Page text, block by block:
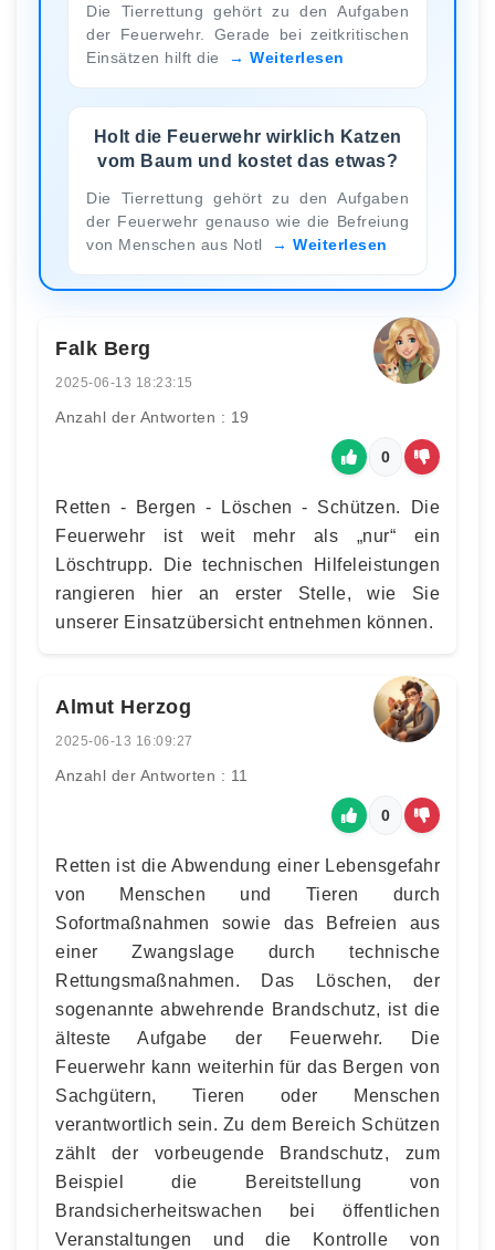
Die Tierrettung gehört zu den Aufgaben
der Feuerwehr. Gerade bei zeitkritischen
Einsätzen hilft die
Weiterlesen
Holt die Feuerwehr wirklich Katzen
vom Baum und kostet das etwas?
Die Tierrettung gehört zu den Aufgaben
der Feuerwehr genauso wie die Befreiung
von Menschen aus Notl
Weiterlesen
Falk Berg
2025-06-13 18:23:15
Anzahl der Antworten : 19
0
Retten - Bergen - Löschen - Schützen. Die
Feuerwehr ist weit mehr als „nur“ ein
Löschtrupp. Die technischen Hilfeleistungen
rangieren hier an erster Stelle, wie Sie
unserer Einsatzübersicht entnehmen können.
Almut Herzog
2025-06-13 16:09:27
Anzahl der Antworten : 11
0
Retten ist die Abwendung einer Lebensgefahr
von Menschen und Tieren durch
Sofortmaßnahmen sowie das Befreien aus
einer Zwangslage durch technische
Rettungsmaßnahmen. Das Löschen, der
sogenannte abwehrende Brandschutz, ist die
älteste Aufgabe der Feuerwehr. Die
Feuerwehr kann weiterhin für das Bergen von
Sachgütern, Tieren oder Menschen
verantwortlich sein. Zu dem Bereich Schützen
zählt der vorbeugende Brandschutz, zum
Beispiel die Bereitstellung von
Brandsicherheitswachen bei öffentlichen
Veranstaltungen und die Kontrolle von